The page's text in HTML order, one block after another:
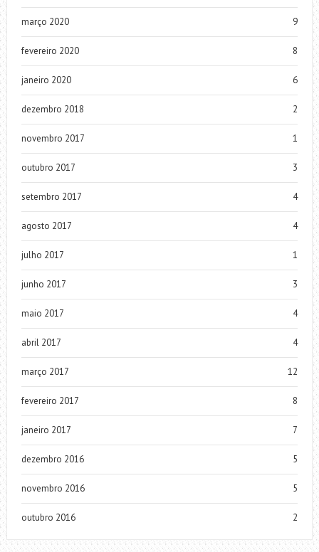
março 2020 9
fevereiro 2020 8
janeiro 2020 6
dezembro 2018 2
novembro 2017 1
outubro 2017 3
setembro 2017 4
agosto 2017 4
julho 2017 1
junho 2017 3
maio 2017 4
abril 2017 4
março 2017 12
fevereiro 2017 8
janeiro 2017 7
dezembro 2016 5
novembro 2016 5
outubro 2016 2